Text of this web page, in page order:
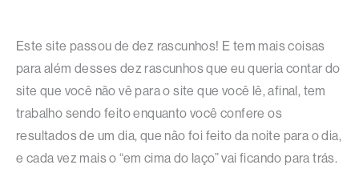
Este site passou de dez rascunhos! E tem mais coisas
para além desses dez rascunhos que eu queria contar do
site que você não vê para o site que você lê, afinal, tem
trabalho sendo feito enquanto você confere os
resultados de um dia, que não foi feito da noite para o dia,
e cada vez mais o “em cima do laço” vai ficando para trás.